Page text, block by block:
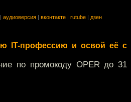
аудиоверсия вконтакте rutube дзен
IT-профессию и освой её с
по промокоду OPER до 31